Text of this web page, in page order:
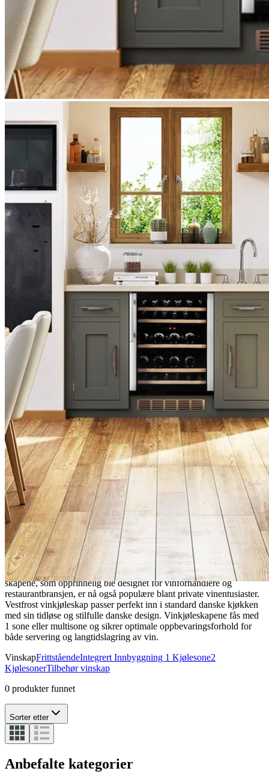
Vestfrost
Vestfrost, med over 25 års erfaring i produksjon av vinkjøleskap i,
Danmark, har et solid rykte for kvalitet og pålitelighet. Disse
skapene, som opprinnelig ble designet for vinforhandlere og
restaurantbransjen, er nå også populære blant private vinentusiaster.
Vestfrost vinkjøleskap passer perfekt inn i standard danske kjøkken
med sin tidløse og stilfulle danske design. Vinkjøleskapene fås med
1 sone eller multisone og sikrer optimale oppbevaringsforhold for
både servering og langtidslagring av vin.
VinskapFrittståendeIntegrert Innbyggning 1 Kjølesone2
KjølesonerTilbehør vinskap
0 produkter funnet
Sorter etter
Anbefalte kategorier